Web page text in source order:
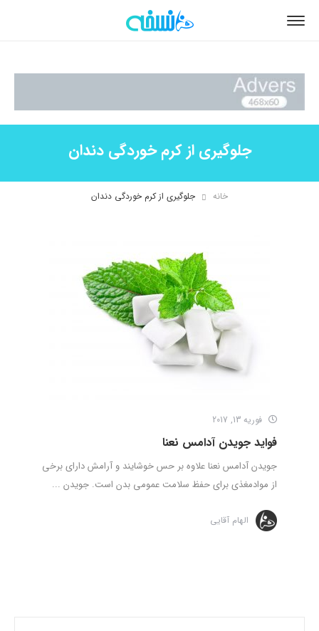
جلوگیری از کرم خوردگی دندان
خانه جلوگیری از کرم خوردگی دندان
فوریه 13, 2017
فواید جویدن آدامس نعنا
جویدن آدامس نعنا علاوه بر حس خوشایند و آرامش دارای برخی
از موادمغذی برای حفظ سلامت عمومی بدن است. جویدن ...
الهام آقایی